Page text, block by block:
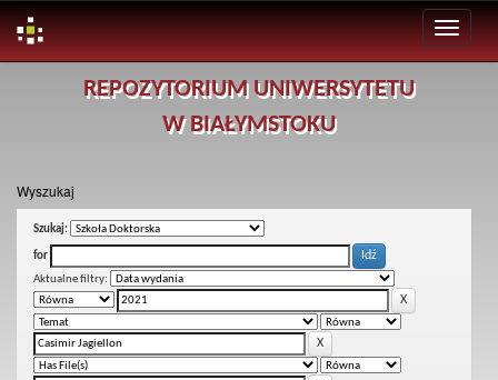
REPOZYTORIUM UNIWERSYTETU
W BIAŁYMSTOKU
Wyszukaj
Szukaj:
for
Aktualne filtry: